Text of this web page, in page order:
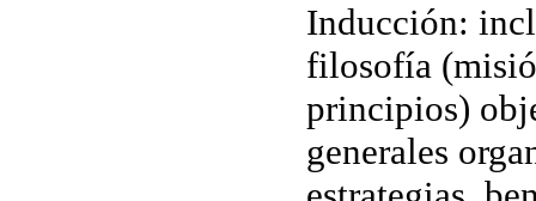
Inducción:
filosofía
principios)
generales